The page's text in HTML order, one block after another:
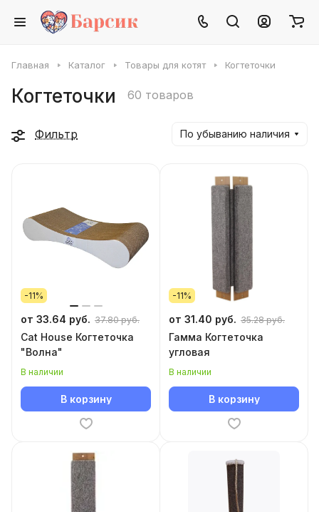
Главная Каталог Товары для котят Когтеточки
Когтеточки 60 товаров
Фильтр По убыванию наличия
-11%
от 33.64 руб. 37.80 руб.
Cat House Когтеточка
"Волна"
В наличии
В корзину
-11%
от 31.40 руб. 35.28 руб.
Гамма Когтеточка
угловая
В наличии
В корзину